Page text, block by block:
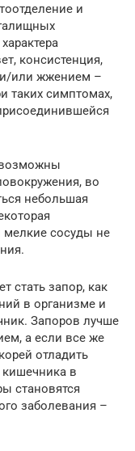
и
консистенция,
или жжением –
таких симптомах,
во
небольшая
мелкие сосуды не
стать запор, как
в организме и
Запоров лучше
а если все же
отладить
в
становятся
заболевания –